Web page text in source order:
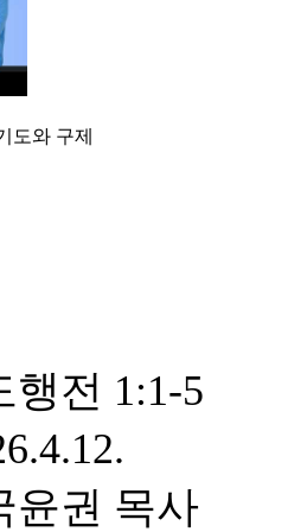
도와 구제
행전 1:1-5
윤권 목사